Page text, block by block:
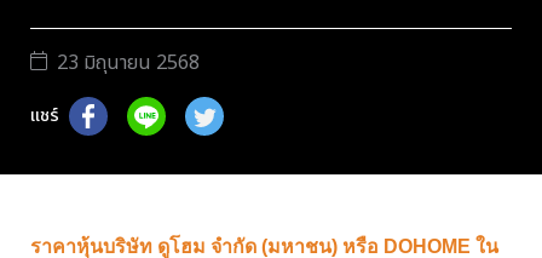
23 มิถุนายน 2568
แชร์
ราคาหุ้นบริษัท ดูโฮม จำกัด (มหาชน) หรือ DOHOME ใน